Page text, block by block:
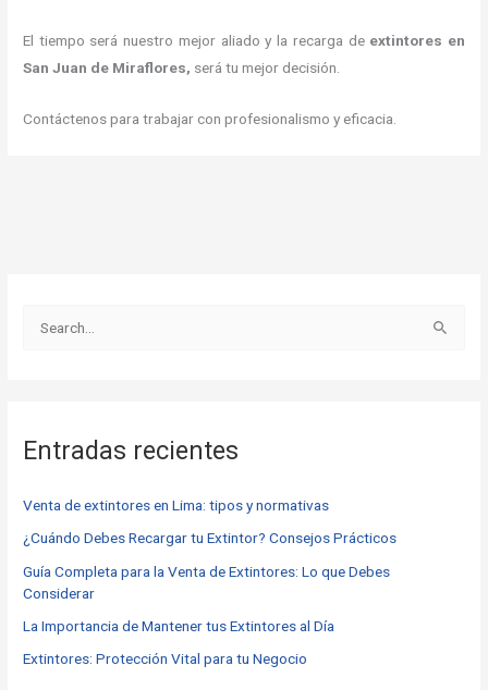
El tiempo será nuestro mejor aliado y la recarga de extintores en
San Juan de Miraflores, será tu mejor decisión.
Contáctenos para trabajar con profesionalismo y eficacia.
a
p
o
r
:
Entradas recientes
Venta de extintores en Lima: tipos y normativas
¿Cuándo Debes Recargar tu Extintor? Consejos Prácticos
Guía Completa para la Venta de Extintores: Lo que Debes
Considerar
La Importancia de Mantener tus Extintores al Día
Extintores: Protección Vital para tu Negocio